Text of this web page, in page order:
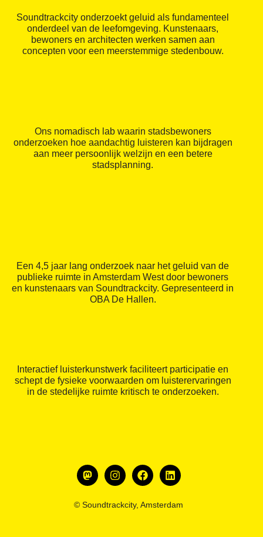
Soundtrackcity onderzoekt geluid als fundamenteel
onderdeel van de leefomgeving. Kunstenaars,
bewoners en architecten werken samen aan
concepten voor een meerstemmige stedenbouw.
Ons nomadisch lab waarin stadsbewoners
onderzoeken hoe aandachtig luisteren kan bijdragen
aan meer persoonlijk welzijn en een betere
stadsplanning.
Een 4,5 jaar lang onderzoek naar het geluid van de
publieke ruimte in Amsterdam West door bewoners
en kunstenaars van Soundtrackcity. Gepresenteerd in
OBA De Hallen.
Interactief luisterkunstwerk faciliteert participatie en
schept de fysieke voorwaarden om luisterervaringen
in de stedelijke ruimte kritisch te onderzoeken.
© Soundtrackcity, Amsterdam